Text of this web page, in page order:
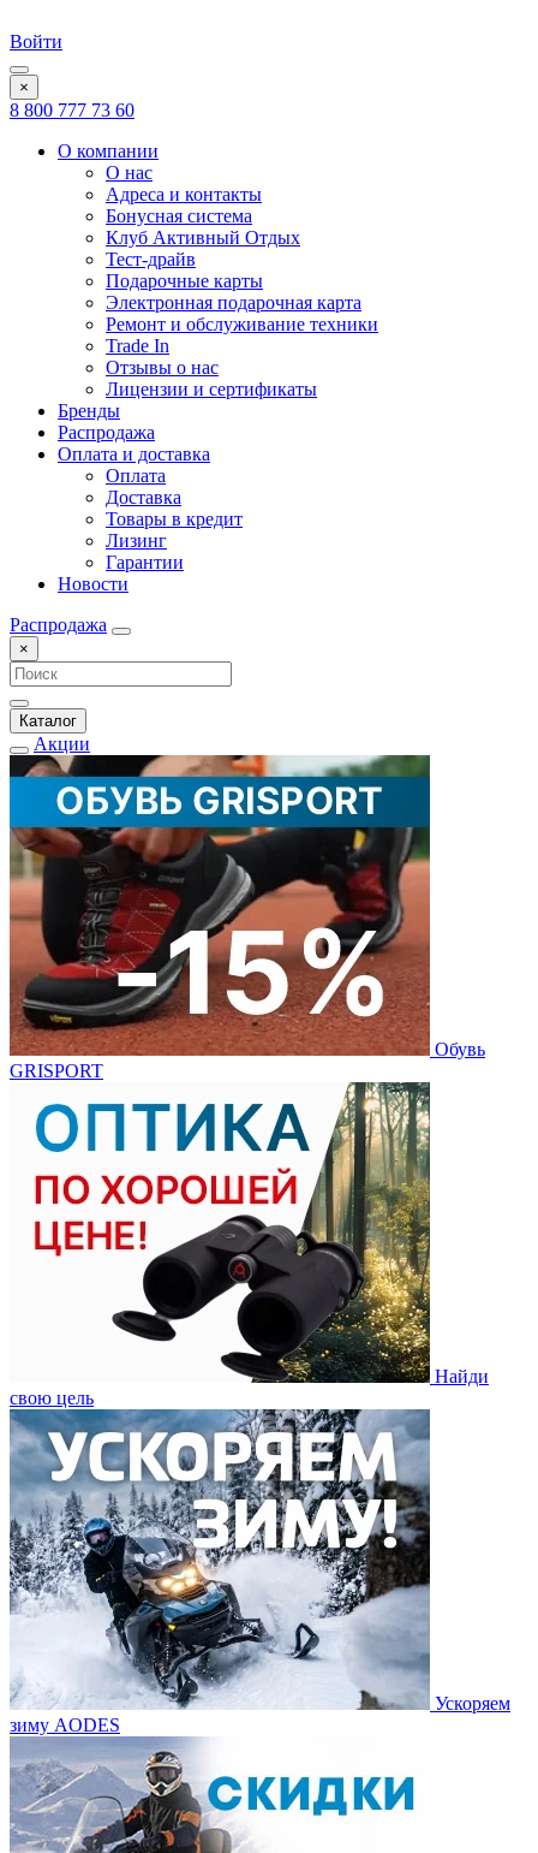
Войти
×
8 800 777 73 60
О компании
О нас
Адреса и контакты
Бонусная система
Клуб Активный Отдых
Тест-драйв
Подарочные карты
Электронная подарочная карта
Ремонт и обслуживание техники
Trade In
Отзывы о нас
Лицензии и сертификаты
Бренды
Распродажа
Оплата и доставка
Оплата
Доставка
Товары в кредит
Лизинг
Гарантии
Новости
Распродажа
×
Каталог
Акции
Обувь
GRISPORT
Найди
свою цель
Ускоряем
зиму AODES